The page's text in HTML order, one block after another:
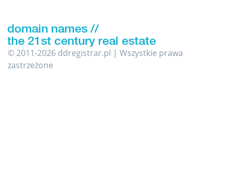
© 2011-2026 ddregistrar.pl | Wszystkie prawa
zastrzeżone